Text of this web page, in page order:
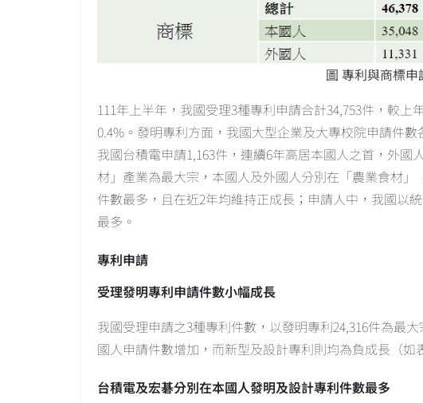
圖 專利與商標申
111年上半年，我國受理3種專利申請合計34,753件，較上
0.4%。發明專利方面，我國大型企業及大專校院申請件
我國台積電申請1,163件，連續6年高居本國人之首，外國
材」產業為最大宗，本國人及外國人分別在「農業食材」
件數最多，且在近2年均維持正成長；申請人中，我國以
最多。
專利申請
受理發明專利申請件數小幅成長
我國受理申請之3種專利件數，以發明專利24,316件為最
國人申請件數增加，而新型及設計專利則均為負成長（如
台積電及宏碁分別在本國人發明及設計專利件數最多